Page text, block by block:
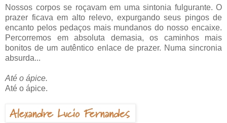
Nossos corpos se roçavam em uma sintonia fulgurante. O
prazer ficava em alto relevo, expurgando seus pingos de
encanto pelos pedaços mais mundanos do nosso encaixe.
Percorremos em absoluta demasia, os caminhos mais
bonitos de um autêntico enlace de prazer. Numa sincronia
absurda...
Até o ápice.
Até o ápice.